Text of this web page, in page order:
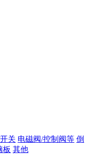
关 电磁阀/控制阀等 倒
板 其他